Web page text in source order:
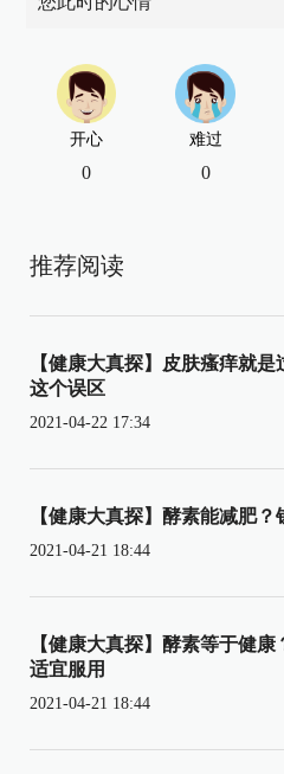
开心
0
难过
0
推荐阅读
【健康大真探】皮肤瘙痒就
这个误区
2021-04-22 17:34
【健康大真探】酵素能减肥
2021-04-21 18:44
【健康大真探】酵素等于健
适宜服用
2021-04-21 18:44